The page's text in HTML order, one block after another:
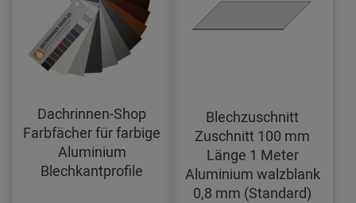
Dachrinnen-Shop
Farbfächer für farbige
Aluminium
Blechkantprofile
Blechzuschnitt
Zuschnitt 100 mm
Länge 1 Meter
Aluminium walzblank
0,8 mm (Standard)